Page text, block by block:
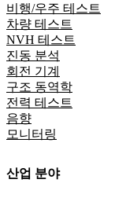
비행/우주 테스트
차량 테스트
NVH 테스트
진동 분석
회전 기계
구조 동역학
전력 테스트
음향
모니터링
산업 분야